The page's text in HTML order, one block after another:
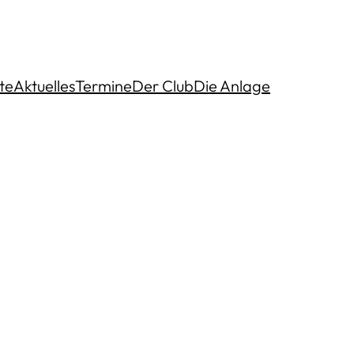
AktuellesTermineDer ClubDie Anlage